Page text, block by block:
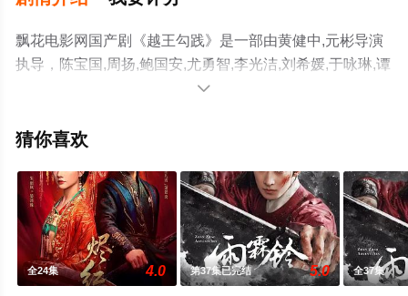
飘花电影网国产剧《越王勾践》是一部由黄健中,元彬导演
执导，陈宝国,周扬,鲍国安,尤勇智,李光洁,刘希媛,于咏琳,谭
晓燕,万美汐,张彤等演员精彩演绎的中国大陆电视剧，大结
整版电视剧全集就上飘花影院，更多相关信息可移步至豆

猜你喜欢
全24集 4.0 第37集已完结 5.0 全37集